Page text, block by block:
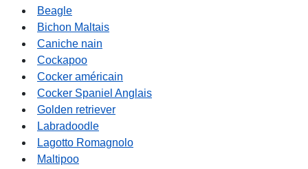
Beagle
Bichon Maltais
Caniche nain
Cockapoo
Cocker américain
Cocker Spaniel Anglais
Golden retriever
Labradoodle
Lagotto Romagnolo
Maltipoo